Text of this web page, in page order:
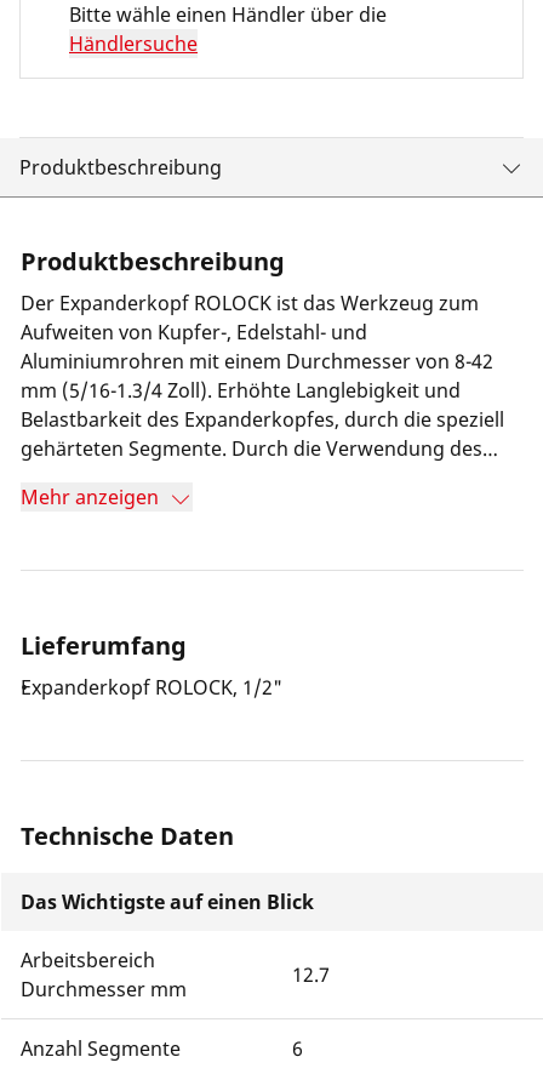
Bitte wähle einen Händler über die
Händlersuche
Produktbeschreibung
Produktbeschreibung
Der Expanderkopf ROLOCK ist das Werkzeug zum
Aufweiten von Kupfer-, Edelstahl- und
Aluminiumrohren mit einem Durchmesser von 8-42
mm (5/16-1.3/4 Zoll). Erhöhte Langlebigkeit und
Belastbarkeit des Expanderkopfes, durch die speziell
gehärteten Segmente. Durch die Verwendung des
Arbeitszeit, Lötmaterial, Lötstellen und Energie
Der Bajonette-Verschluss ermöglicht ein schnelles
Mehr anzeigen
Lieferumfang
Expanderkopf ROLOCK, 1/2"
Technische Daten
Das Wichtigste auf einen Blick
Arbeitsbereich
Durchmesser mm
12.7
Anzahl Segmente 6